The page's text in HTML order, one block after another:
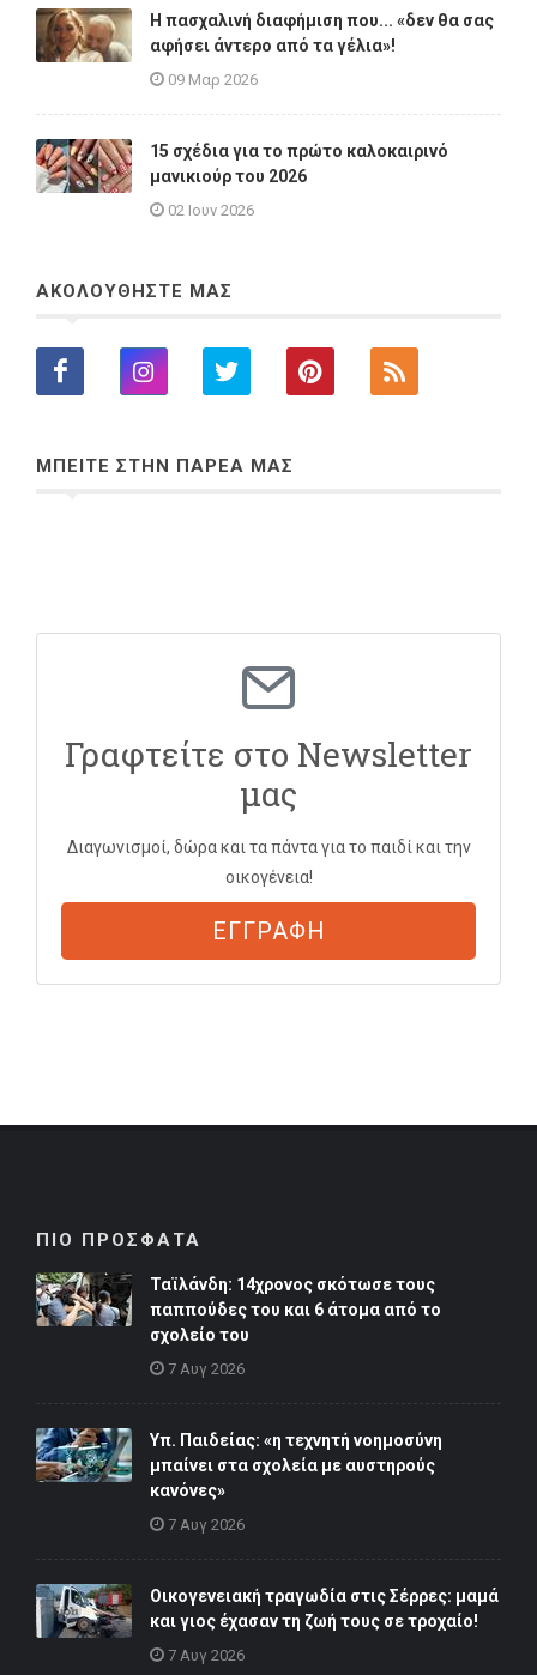
Η πασχαλινή διαφήμιση που... «δεν θα σας
αφήσει άντερο από τα γέλια»!
09 Μαρ 2026
15 σχέδια για το πρώτο καλοκαιρινό
μανικιούρ του 2026
02 Ιουν 2026
ΑΚΟΛΟΥΘΗΣΤΕ ΜΑΣ
ΜΠΕΙΤΕ ΣΤΗΝ ΠΑΡΕΑ ΜΑΣ
Γραφτείτε στο Newsletter
μας
Διαγωνισμοί, δώρα και τα πάντα για το παιδί και την
οικογένεια!
ΕΓΓΡΑΦΗ
ΠΙΟ ΠΡΟΣΦΑΤΑ
Ταϊλάνδη: 14χρονος σκότωσε τους
παππούδες του και 6 άτομα από το
σχολείο του
7 Αυγ 2026
Υπ. Παιδείας: «η τεχνητή νοημοσύνη
μπαίνει στα σχολεία με αυστηρούς
κανόνες»
7 Αυγ 2026
Οικογενειακή τραγωδία στις Σέρρες: μαμά
και γιος έχασαν τη ζωή τους σε τροχαίο!
7 Αυγ 2026